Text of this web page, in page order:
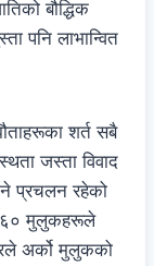
बौद्धिक
पनि लाभान्वित
शर्त सबै
जस्ता विवाद
प्रचलन रहेको
१६० मुलुकहरूले
अर्को मुलुकको